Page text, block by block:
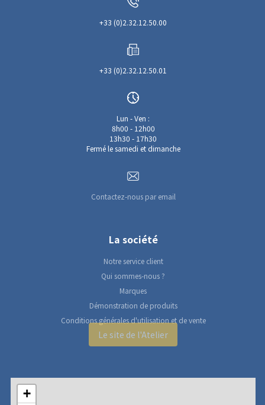
+33 (0)2.32.12.50.00
+33 (0)2.32.12.50.01
Lun - Ven :
8h00 - 12h00
13h30 - 17h30
Fermé le samedi et dimanche
Contactez-nous par email
La société
Notre service client
Qui sommes-nous ?
Marques
Démonstration de produits
Conditions générales d'utilisation et de vente
Le site de l'Atelier